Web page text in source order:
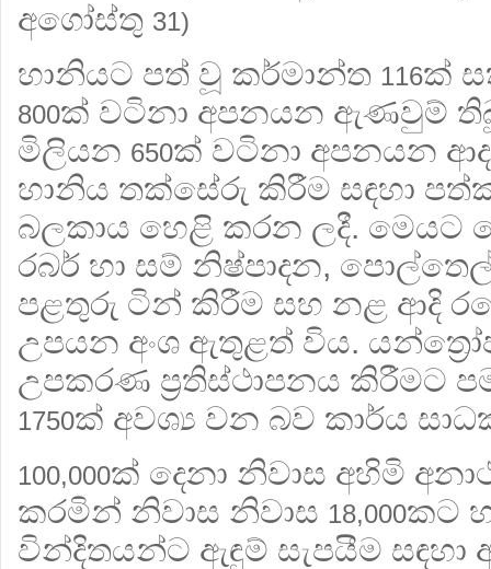
අගෝස්තු 31)
හානියට පත් වූ කර්මාන්ත 116ක්
800ක් වටිනා අපනයන ඇණවුම්
මිලියන 650ක් වටිනා අපනයන
හානිය තක්සේරු කිරීම සඳහා
බලකාය හෙළි කරන ලදී. මෙයට
රබර් හා සම් නිෂ්පාදන,
පළතුරු ටින් කිරීම සහ නළ ආදි
උපයන අංශ ඇතුළත් විය.
උපකරණ ප්‍රතිස්ථාපනය කිරීමට
1750ක් අවශ්‍ය වන බව කාර්ය
100,000ක් දෙනා නිවාස අහිමි
කරමින් නිවාස නිවාස 18,000කට
වින්දිතයන්ට ඇඳුම් සැපයීම